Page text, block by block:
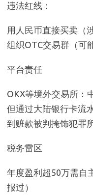
违法红线：
用人民币直接买卖（
组织OTC交易群（可
平台责任
OKX等境外交易所：
但通过大陆银行卡流
到赃款被判掩饰犯罪
税务雷区
年度盈利超50万需自
报过）